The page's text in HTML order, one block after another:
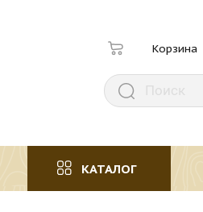
Корзина
КАТАЛОГ